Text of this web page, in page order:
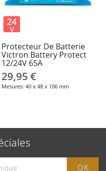
Protecteur De Batterie
Victron Battery Protect
12/24V 65A
29,95 €
Mesures: 40 x 48 x 106 mm
24
V